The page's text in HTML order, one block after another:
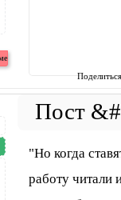
"Но когда
работу читали